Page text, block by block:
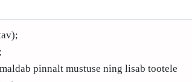
pinnalt mustuse ning lisab tootele